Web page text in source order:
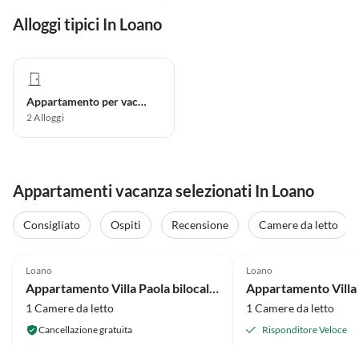
Alloggi tipici In Loano
Appartamento per vacanze
2Alloggi
Appartamenti vacanza selezionati In Loano
Consigliato Ospiti Recensione Camere da letto
Loano
1 Camere da letto
Cancellazione gratuita
Loano
Appartamento Villa
1 Camere da letto
Risponditore Veloce